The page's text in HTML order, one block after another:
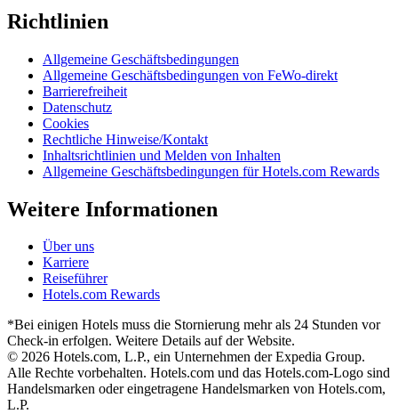
Richtlinien
Allgemeine Geschäftsbedingungen
Allgemeine Geschäftsbedingungen von FeWo-direkt
Barrierefreiheit
Datenschutz
Cookies
Rechtliche Hinweise/Kontakt
Inhaltsrichtlinien und Melden von Inhalten
Allgemeine Geschäftsbedingungen für Hotels.com Rewards
Weitere Informationen
Über uns
Karriere
Reiseführer
Hotels.com Rewards
*Bei einigen Hotels muss die Stornierung mehr als 24 Stunden vor
Check-in erfolgen. Weitere Details auf der Website.
© 2026 Hotels.com, L.P., ein Unternehmen der Expedia Group.
Alle Rechte vorbehalten. Hotels.com und das Hotels.com-Logo sind
Handelsmarken oder eingetragene Handelsmarken von Hotels.com,
L.P.